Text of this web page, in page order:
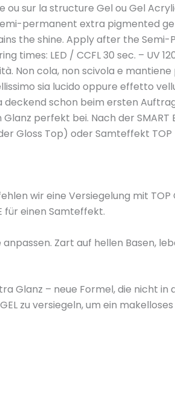
sur la structure Gel ou Gel
permanent extra pigmented
the shine. Apply after the
times: LED / CCFL 30 sec. – UV
Non cola, non scivola e
sia lucido oppure effetto
deckend schon beim ersten
perfekt bei. Nach der SMART
Gloss Top) oder Samteffekt TOP
wir eine Versiegelung mit TOP
für einen Samteffekt.
Zart auf hellen Basen,
Glanz – neue Formel, die nicht
zu versiegeln, um ein